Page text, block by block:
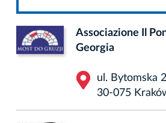
Associazione Il
Georgia
ul. Bytomska
30-075